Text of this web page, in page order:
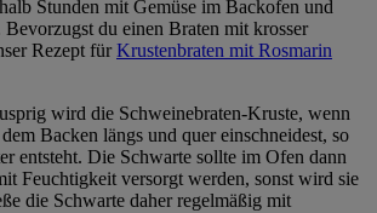
Stunden mit Gemüse im Backofen und
du einen Braten mit krosser
Rezept fürKrustenbraten mit Rosmarin
wird die Schweinebraten-Kruste, wenn
Backen längs und quer einschneidest, so
entsteht. Die Schwarte sollte im Ofen dann
Feuchtigkeit versorgt werden, sonst wird sie
die Schwarte daher regelmäßig mit